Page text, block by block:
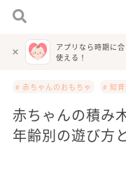
アプリなら時期に
使える！
# 赤ちゃんのおもちゃ # 知
赤ちゃんの積み
年齢別の遊び方